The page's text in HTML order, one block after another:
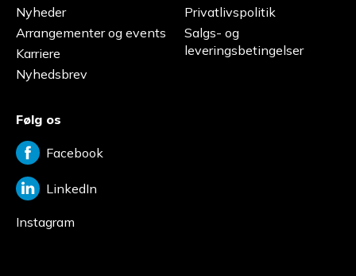
Nyheder
Arrangementer og events
Karriere
Nyhedsbrev
Privatlivspolitik
Salgs- og
leveringsbetingelser
Følg os
Facebook
LinkedIn
Instagram